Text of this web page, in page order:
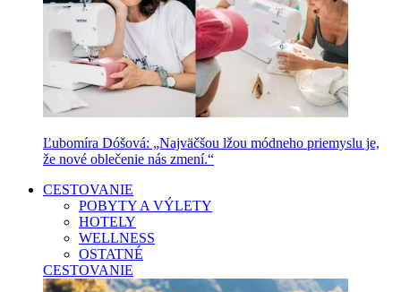
Ľubomíra Dóšová: „Najväčšou lžou módneho priemyslu je,
že nové oblečenie nás zmení.“
CESTOVANIE
POBYTY A VÝLETY
HOTELY
WELLNESS
OSTATNÉ
CESTOVANIE